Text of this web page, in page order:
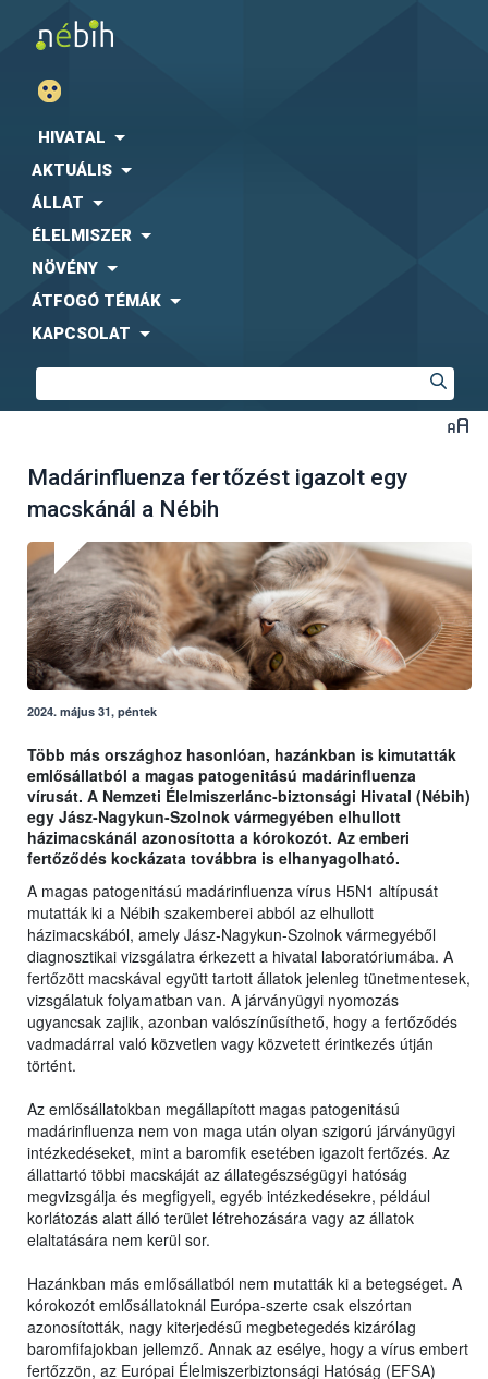
HIVATAL
AKTUÁLIS
ÁLLAT
ÉLELMISZER
NÖVÉNY
ÁTFOGÓ TÉMÁK
KAPCSOLAT
Madárinfluenza fertőzést igazolt egy
macskánál a Nébih
2024. május 31, péntek
Több más országhoz hasonlóan, hazánkban is kimutatták
emlősállatból a magas patogenitású madárinfluenza
vírusát. A Nemzeti Élelmiszerlánc-biztonsági Hivatal (Nébih)
egy Jász-Nagykun-Szolnok vármegyében elhullott
házimacskánál azonosította a kórokozót. Az emberi
fertőződés kockázata továbbra is elhanyagolható.
A magas patogenitású madárinfluenza vírus H5N1 altípusát
mutatták ki a Nébih szakemberei abból az elhullott
házimacskából, amely Jász-Nagykun-Szolnok vármegyéből
diagnosztikai vizsgálatra érkezett a hivatal laboratóriumába. A
fertőzött macskával együtt tartott állatok jelenleg tünetmentesek,
vizsgálatuk folyamatban van. A járványügyi nyomozás
ugyancsak zajlik, azonban valószínűsíthető, hogy a fertőződés
vadmadárral való közvetlen vagy közvetett érintkezés útján
történt.
Az emlősállatokban megállapított magas patogenitású
madárinfluenza nem von maga után olyan szigorú járványügyi
intézkedéseket, mint a baromfik esetében igazolt fertőzés. Az
állattartó többi macskáját az állategészségügyi hatóság
megvizsgálja és megfigyeli, egyéb intézkedésekre, például
korlátozás alatt álló terület létrehozására vagy az állatok
elaltatására nem kerül sor.
Hazánkban más emlősállatból nem mutatták ki a betegséget. A
kórokozót emlősállatoknál Európa-szerte csak elszórtan
azonosították, nagy kiterjedésű megbetegedés kizárólag
baromfifajokban jellemző. Annak az esélye, hogy a vírus embert
fertőzzön, az Európai Élelmiszerbiztonsági Hatóság (EFSA)